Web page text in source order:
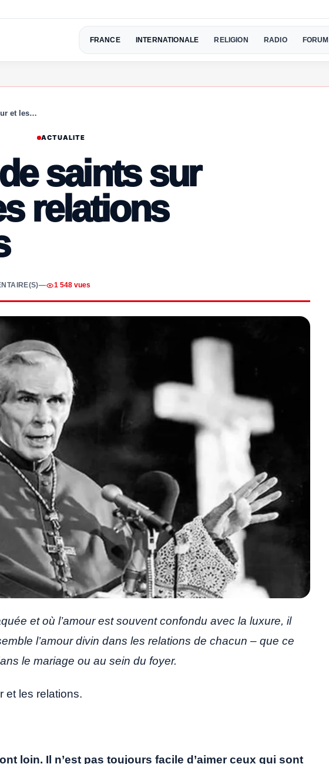
FRANCE INTERNATIONALE RELIGION RADIO FORUM
et les…
ACTUALITE
saints sur
relations
— 1 548 vues
et où l’amour est souvent confondu avec la luxure, il
l’amour divin dans les relations de chacun – que ce
le mariage ou au sein du foyer.
et les relations.
loin. Il n’est pas toujours facile d’aimer ceux qui sont